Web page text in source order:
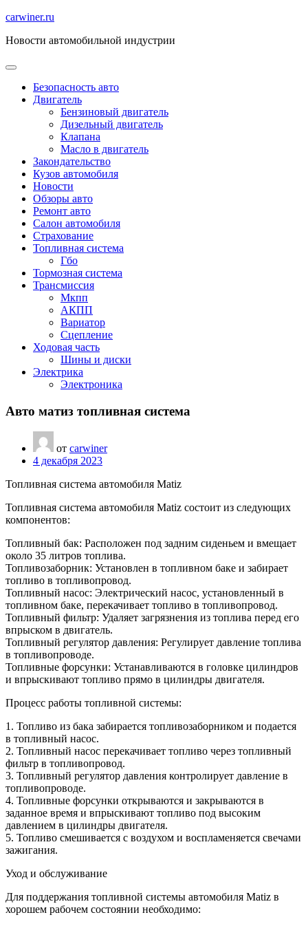
Перейти
содержимому
carwiner.ru
Новости автомобильной индустрии
Безопасность авто
Двигатель
Бензиновый двигатель
Дизельный двигатель
Клапана
Масло в двигатель
Закондательство
Кузов автомобиля
Новости
Обзоры авто
Ремонт авто
Салон автомобиля
Страхование
Топливная система
Гбо
Тормозная система
Трансмиссия
Мкпп
АКПП
Вариатор
Сцепление
Ходовая часть
Шины и диски
Электрика
Электроника
Авто матиз топливная система
от carwiner
4 декабря 2023
Топливная система автомобиля Matiz
Топливная система автомобиля Matiz состоит из следующих
компонентов:
Топливный бак: Расположен под задним сиденьем и вмещает
около 35 литров топлива.
Топливозаборник: Установлен в топливном баке и забирает
топливо в топливопровод.
Топливный насос: Электрический насос, установленный в
топливном баке, перекачивает топливо в топливопровод.
Топливный фильтр: Удаляет загрязнения из топлива перед его
впрыском в двигатель.
Топливный регулятор давления: Регулирует давление топлива
в топливопроводе.
Топливные форсунки: Устанавливаются в головке цилиндров
и впрыскивают топливо прямо в цилиндры двигателя.
Процесс работы топливной системы:
1. Топливо из бака забирается топливозаборником и подается
в топливный насос.
2. Топливный насос перекачивает топливо через топливный
фильтр в топливопровод.
3. Топливный регулятор давления контролирует давление в
топливопроводе.
4. Топливные форсунки открываются и закрываются в
заданное время и впрыскивают топливо под высоким
давлением в цилиндры двигателя.
5. Топливо смешивается с воздухом и воспламеняется свечами
зажигания.
Уход и обслуживание
Для поддержания топливной системы автомобиля Matiz в
хорошем рабочем состоянии необходимо: